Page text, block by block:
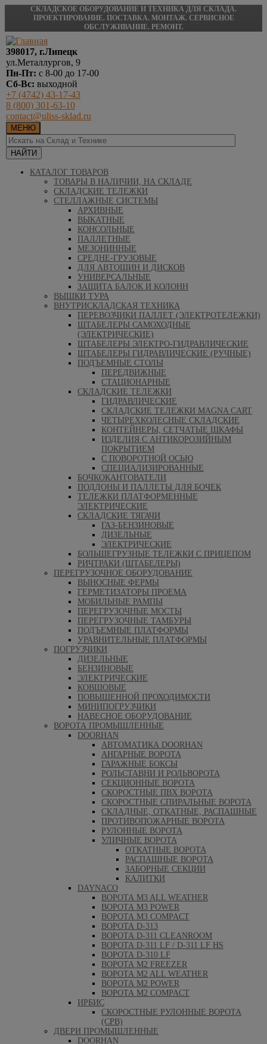
СКЛАДСКОЕ ОБОРУДОВАНИЕ И ТЕХНИКА ДЛЯ СКЛАДА.
ПРОЕКТИРОВАНИЕ. ПОСТАВКА. МОНТАЖ. СЕРВИСНОЕ
ОБСЛУЖИВАНИЕ. РЕМОНТ.
398017, г.Липецк
ул.Металлургов, 9
Пн-Пт: с 8-00 до 17-00
Сб-Вс: выходной
+7 (4742) 43-17-43
8 (800) 301-63-10
contact@uliss-sklad.ru
МЕНЮ
КАТАЛОГ ТОВАРОВ
ТОВАРЫ В НАЛИЧИИ, НА СКЛАДЕ
СКЛАДСКИЕ ТЕЛЕЖКИ
СТЕЛЛАЖНЫЕ СИСТЕМЫ
АРХИВНЫЕ
ВЫКАТНЫЕ
КОНСОЛЬНЫЕ
ПАЛЛЕТНЫЕ
МЕЗОНИННЫЕ
СРЕДНЕ-ГРУЗОВЫЕ
ДЛЯ АВТОШИН И ДИСКОВ
УНИВЕРСАЛЬНЫЕ
ЗАЩИТА БАЛОК И КОЛОНН
ВЫШКИ ТУРА
ВНУТРИСКЛАДСКАЯ ТЕХНИКА
ПЕРЕВОЗЧИКИ ПАЛЛЕТ (ЭЛЕКТРОТЕЛЕЖКИ)
ШТАБЕЛЕРЫ САМОХОДНЫЕ
(ЭЛЕКТРИЧЕСКИЕ)
ШТАБЕЛЕРЫ ЭЛЕКТРО-ГИДРАВЛИЧЕСКИЕ
ШТАБЕЛЕРЫ ГИДРАВЛИЧЕСКИЕ (РУЧНЫЕ)
ПОДЪЕМНЫЕ СТОЛЫ
ПЕРЕДВИЖНЫЕ
СТАЦИОНАРНЫЕ
СКЛАДСКИЕ ТЕЛЕЖКИ
ГИДРАВЛИЧЕСКИЕ
СКЛАДСКИЕ ТЕЛЕЖКИ MAGNA CART
ЧЕТЫРЕХКОЛЕСНЫЕ СКЛАДСКИЕ
КОНТЕЙНЕРЫ, СЕТЧАТЫЕ ШКАФЫ
ИЗДЕЛИЯ С АНТИКОРОЗИЙНЫМ
ПОКРЫТИЕМ
С ПОВОРОТНОЙ ОСЬЮ
СПЕЦИАЛИЗИРОВАННЫЕ
БОЧКОКАНТОВАТЕЛИ
ПОДДОНЫ И ПАЛЛЕТЫ ДЛЯ БОЧЕК
ТЕЛЕЖКИ ПЛАТФОРМЕННЫЕ
ЭЛЕКТРИЧЕСКИЕ
СКЛАДСКИЕ ТЯГАЧИ
ГАЗ-БЕНЗИНОВЫЕ
ДИЗЕЛЬНЫЕ
ЭЛЕКТРИЧЕСКИЕ
БОЛЬШЕГРУЗНЫЕ ТЕЛЕЖКИ С ПРИЦЕПОМ
РИЧТРАКИ (ШТАБЕЛЕРЫ)
ПЕРЕГРУЗОЧНОЕ ОБОРУДОВАНИЕ
ВЫНОСНЫЕ ФЕРМЫ
ГЕРМЕТИЗАТОРЫ ПРОЕМА
МОБИЛЬНЫЕ РАМПЫ
ПЕРЕГРУЗОЧНЫЕ МОСТЫ
ПЕРЕГРУЗОЧНЫЕ ТАМБУРЫ
ПОДЪЕМНЫЕ ПЛАТФОРМЫ
УРАВНИТЕЛЬНЫЕ ПЛАТФОРМЫ
ПОГРУЗЧИКИ
ДИЗЕЛЬНЫЕ
БЕНЗИНОВЫЕ
ЭЛЕКТРИЧЕСКИЕ
КОВШОВЫЕ
ПОВЫШЕННОЙ ПРОХОДИМОСТИ
МИНИПОГРУЗЧИКИ
НАВЕСНОЕ ОБОРУДОВАНИЕ
ВОРОТА ПРОМЫШЛЕННЫЕ
DOORHAN
АВТОМАТИКА DOORHAN
АНГАРНЫЕ ВОРОТА
ГАРАЖНЫЕ БОКСЫ
РОЛЬСТАВНИ И РОЛЬВОРОТА
СЕКЦИОННЫЕ ВОРОТА
СКОРОСТНЫЕ ПВХ ВОРОТА
СКОРОСТНЫЕ СПИРАЛЬНЫЕ ВОРОТА
СКЛАДНЫЕ, ОТКАТНЫЕ, РАСПАШНЫЕ
ПРОТИВОПОЖАРНЫЕ ВОРОТА
РУЛОННЫЕ ВОРОТА
УЛИЧНЫЕ ВОРОТА
ОТКАТНЫЕ ВОРОТА
РАСПАШНЫЕ ВОРОТА
ЗАБОРНЫЕ СЕКЦИИ
КАЛИТКИ
DAYNACO
ВОРОТА M3 ALL WEATHER
ВОРОТА M3 POWER
ВОРОТА M3 COMPACT
ВОРОТА D-313
ВОРОТА D-311 CLEANROOM
ВОРОТА D-311 LF / D-311 LF HS
ВОРОТА D-310 LF
ВОРОТА M2 FREEZER
ВОРОТА M2 ALL WEATHER
ВОРОТА M2 POWER
ВОРОТА M2 COMPACT
ИРБИС
СКОРОСТНЫЕ РУЛОННЫЕ ВОРОТА
(СРВ)
ДВЕРИ ПРОМЫШЛЕННЫЕ
DOORHAN